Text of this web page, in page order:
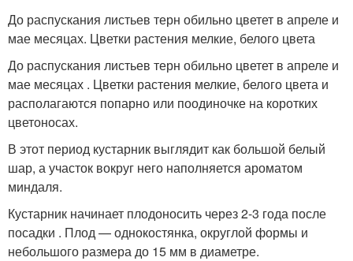
До распускания листьев терн обильно цветет в апреле и
мае месяцах. Цветки растения мелкие, белого цвета
До распускания листьев терн обильно цветет в апреле и
мае месяцах . Цветки растения мелкие, белого цвета и
располагаются попарно или поодиночке на коротких
цветоносах.
В этот период кустарник выглядит как большой белый
шар, а участок вокруг него наполняется ароматом
миндаля.
Кустарник начинает плодоносить через 2-3 года после
посадки . Плод — однокостянка, округлой формы и
небольшого размера до 15 мм в диаметре.